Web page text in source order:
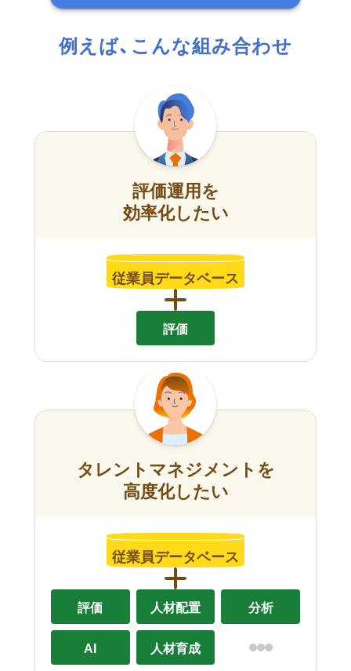
例えば、こんな組み合わせ
評価運用を
効率化したい
従業員データベース
評価
タレントマネジメントを
高度化したい
従業員データベース
評価 人材配置 分析
AI 人材育成